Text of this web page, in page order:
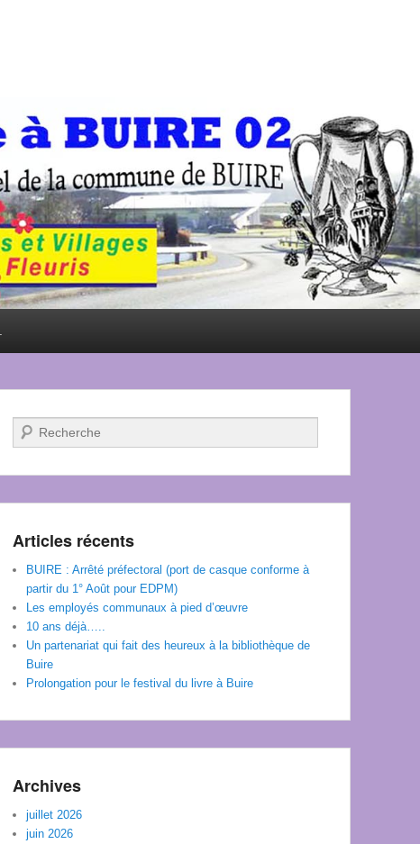
Recherche
Articles récents
BUIRE : Arrêté préfectoral (port de casque conforme à
partir du 1° Août pour EDPM)
Les employés communaux à pied d’œuvre
10 ans déjà…..
Un partenariat qui fait des heureux à la bibliothèque de
Buire
Prolongation pour le festival du livre à Buire
Archives
juillet 2026
juin 2026